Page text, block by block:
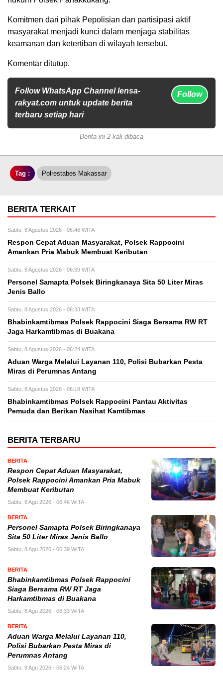
Komitmen dari pihak Pepolisian dan partisipasi aktif
masyarakat menjadi kunci dalam menjaga stabilitas
keamanan dan ketertiban di wilayah tersebut.
Komentar ditutup.
Follow WhatsApp Channel lensa-
rakyat.com untuk update berita
terbaru setiap hari
Follow
Berita ini 2 kali dibaca
Tag : Polrestabes Makassar
BERITA TERKAIT
Sabtu, 8 Agustus 2026 - 06:46 WITA
Respon Cepat Aduan Masyarakat, Polsek Rappocini
Amankan Pria Mabuk Membuat Keributan
Sabtu, 8 Agustus 2026 - 06:39 WITA
Personel Samapta Polsek Biringkanaya Sita 50 Liter Miras
Jenis Ballo
Sabtu, 8 Agustus 2026 - 06:33 WITA
Bhabinkamtibmas Polsek Rappocini Siaga Bersama RW RT
Jaga Harkamtibmas di Buakana
Sabtu, 8 Agustus 2026 - 06:24 WITA
Aduan Warga Melalui Layanan 110, Polisi Bubarkan Pesta
Miras di Perumnas Antang
Sabtu, 8 Agustus 2026 - 06:18 WITA
Bhabinkamtibmas Polsek Rappocini Pantau Aktivitas
Pemuda dan Berikan Nasihat Kamtibmas
BERITA TERBARU
BERITA
Respon Cepat Aduan Masyarakat,
Polsek Rappocini Amankan Pria Mabuk
Membuat Keributan
Sabtu, 8 Agu 2026 - 06:46 WITA
BERITA
Personel Samapta Polsek Biringkanaya
Sita 50 Liter Miras Jenis Ballo
Sabtu, 8 Agu 2026 - 06:39 WITA
BERITA
Bhabinkamtibmas Polsek Rappocini
Siaga Bersama RW RT Jaga
Harkamtibmas di Buakana
Sabtu, 8 Agu 2026 - 06:33 WITA
BERITA
Aduan Warga Melalui Layanan 110,
Polisi Bubarkan Pesta Miras di
Perumnas Antang
Sabtu, 8 Agu 2026 - 06:24 WITA